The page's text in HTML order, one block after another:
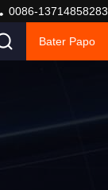
0086-13714858283
Bater Papo